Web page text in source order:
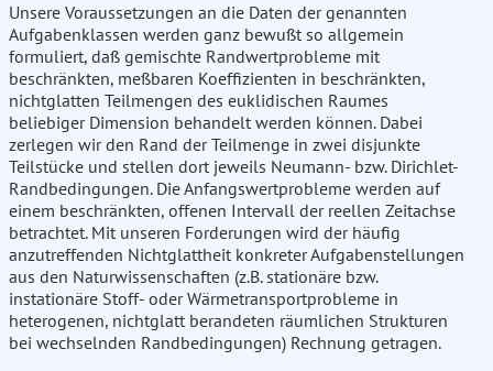
Unsere Voraussetzungen an die Daten der genannten
Aufgabenklassen werden ganz bewußt so allgemein
formuliert, daß gemischte Randwertprobleme mit
beschränkten, meßbaren Koeffizienten in beschränkten,
nichtglatten Teilmengen des euklidischen Raumes
beliebiger Dimension behandelt werden können. Dabei
zerlegen wir den Rand der Teilmenge in zwei disjunkte
Teilstücke und stellen dort jeweils Neumann- bzw. Dirichlet-
Randbedingungen. Die Anfangswertprobleme werden auf
einem beschränkten, offenen Intervall der reellen Zeitachse
betrachtet. Mit unseren Forderungen wird der häufig
anzutreffenden Nichtglattheit konkreter Aufgabenstellungen
aus den Naturwissenschaften (z.B. stationäre bzw.
instationäre Stoff- oder Wärmetransportprobleme in
heterogenen, nichtglatt berandeten räumlichen Strukturen
bei wechselnden Randbedingungen) Rechnung getragen.